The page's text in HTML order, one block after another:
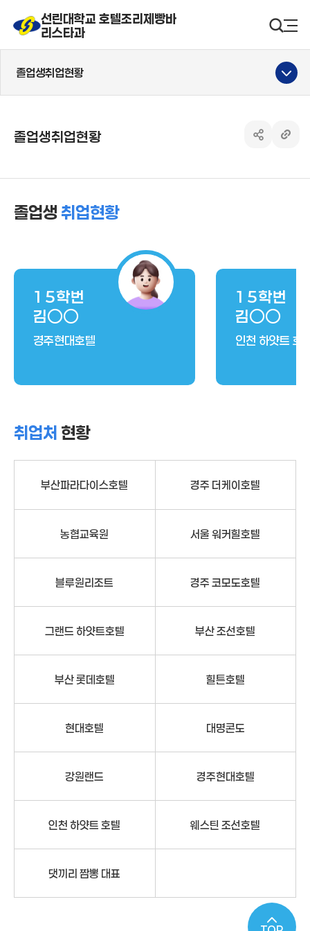
선린대 로고선린대학교 호텔조리제빵바
리스타과
검색사
졸업생취업현황
졸업생취업현황 공유하기
링크
졸업생 취업현황
15학번
김○○
경주현대호텔
15학번
김○○
인천 하얏트 호
취업처 현황
부산파라다이스호텔 경주 더케이호텔
농협교육원 서울 워커힐호텔
블루원리조트 경주 코모도호텔
그랜드 하얏트호텔 부산 조선호텔
부산 롯데호텔 힐튼호텔
현대호텔 대명콘도
강원랜드 경주현대호텔
인천 하얏트 호텔 웨스틴 조선호텔
댓끼리 짬뽕 대표